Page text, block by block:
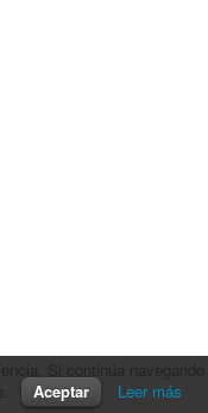
Aceptar Leer más